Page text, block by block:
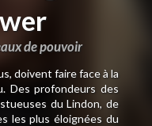
de pouvoir
doivent faire face à la
Des profondeurs des
du Lindon, de
les plus éloignées du